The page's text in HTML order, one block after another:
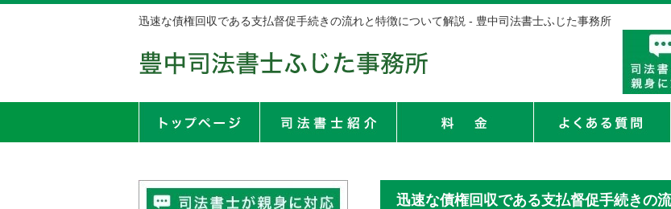
迅速な債権回収である支払督促手続きの流れと特徴について解説 - 豊中司法書士ふじた事務所
迅速な債権回収である支払督促手続きの